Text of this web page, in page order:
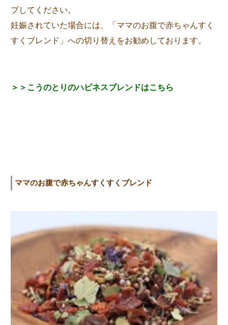
プしてください。
妊娠されていた場合には、「ママのお腹で赤ちゃんすく
すくブレンド」への切り替えをお勧めしております。
＞＞こうのとりのハピネスブレンドはこちら
ママのお腹で赤ちゃんすくすくブレンド